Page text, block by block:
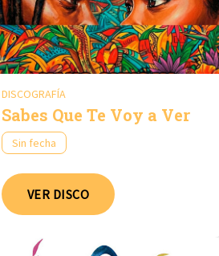
DISCOGRAFÍA
Sabes Que Te Voy a Ver
Sin fecha
VER DISCO